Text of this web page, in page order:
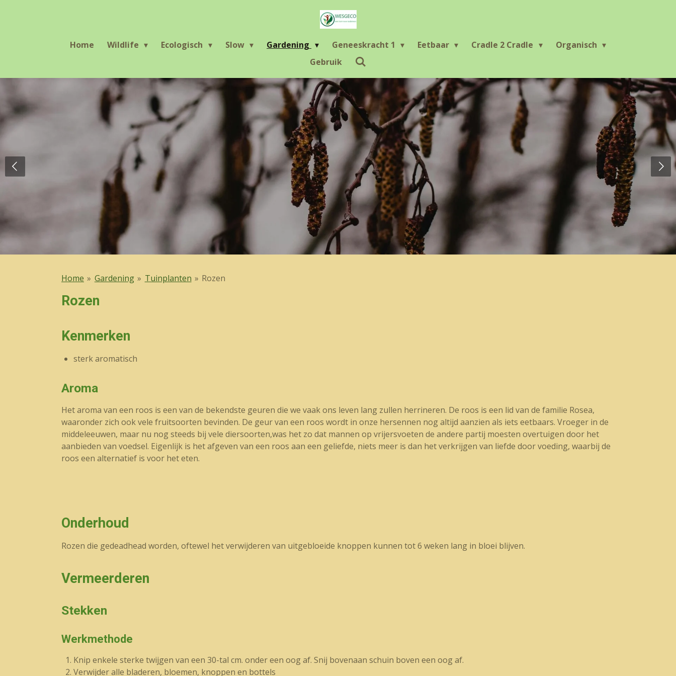
Home Wildlife Ecologisch Slow Gardening Geneeskracht 1 Eetbaar Cradle 2 Cradle
Organisch
Gebruik
Home » Gardening » Tuinplanten » Rozen
Rozen
Kenmerken
sterk aromatisch
Aroma
Het aroma van een roos is een van de bekendste geuren die we vaak ons leven lang zullen herrineren. De roos is een lid van de familie Rosea,
waaronder zich ook vele fruitsoorten bevinden. De geur van een roos wordt in onze hersennen nog altijd aanzien als iets eetbaars. Vroeger in de
middeleeuwen, maar nu nog steeds bij vele diersoorten,was het zo dat mannen op vrijersvoeten de andere partij moesten overtuigen door het
aanbieden van voedsel. Eigenlijk is het afgeven van een roos aan een geliefde, niets meer is dan het verkrijgen van liefde door voeding, waarbij de
roos een alternatief is voor het eten.
Onderhoud
Rozen die gedeadhead worden, oftewel het verwijderen van uitgebloeide knoppen kunnen tot 6 weken lang in bloei blijven.
Vermeerderen
Stekken
Werkmethode
Knip enkele sterke twijgen van een 30-tal cm. onder een oog af. Snij bovenaan schuin boven een oog af.
Verwijder alle bladeren, bloemen, knoppen en bottels